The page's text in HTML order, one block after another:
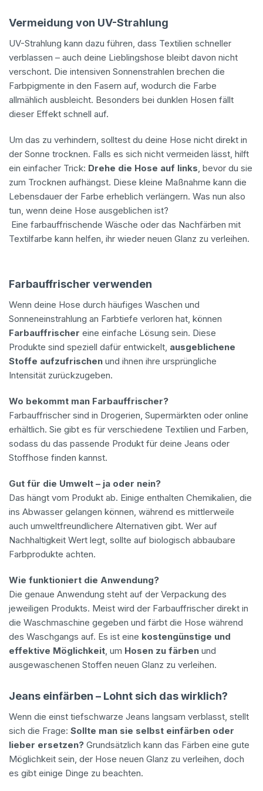
Vermeidung von UV-Strahlung
UV-Strahlung kann dazu führen, dass Textilien schneller
verblassen – auch deine Lieblingshose bleibt davon nicht
verschont. Die intensiven Sonnenstrahlen brechen die
Farbpigmente in den Fasern auf, wodurch die Farbe
allmählich ausbleicht. Besonders bei dunklen Hosen fällt
dieser Effekt schnell auf.
Um das zu verhindern, solltest du deine Hose nicht direkt in
der Sonne trocknen. Falls es sich nicht vermeiden lässt, hilft
ein einfacher Trick: Drehe die Hose auf links, bevor du sie
zum Trocknen aufhängst. Diese kleine Maßnahme kann die
Lebensdauer der Farbe erheblich verlängern. Was nun also
tun, wenn deine Hose ausgeblichen ist?
Eine farbauffrischende Wäsche oder das Nachfärben mit
Textilfarbe kann helfen, ihr wieder neuen Glanz zu verleihen.
Farbauffrischer verwenden
Wenn deine Hose durch häufiges Waschen und
Sonneneinstrahlung an Farbtiefe verloren hat, können
Farbauffrischer eine einfache Lösung sein. Diese
Produkte sind speziell dafür entwickelt, ausgeblichene
Stoffe aufzufrischen und ihnen ihre ursprüngliche
Intensität zurückzugeben.
Wo bekommt man Farbauffrischer?
Farbauffrischer sind in Drogerien, Supermärkten oder online
erhältlich. Sie gibt es für verschiedene Textilien und Farben,
sodass du das passende Produkt für deine Jeans oder
Stoffhose finden kannst.
Gut für die Umwelt – ja oder nein?
Das hängt vom Produkt ab. Einige enthalten Chemikalien, die
ins Abwasser gelangen können, während es mittlerweile
auch umweltfreundlichere Alternativen gibt. Wer auf
Nachhaltigkeit Wert legt, sollte auf biologisch abbaubare
Farbprodukte achten.
Wie funktioniert die Anwendung?
Die genaue Anwendung steht auf der Verpackung des
jeweiligen Produkts. Meist wird der Farbauffrischer direkt in
die Waschmaschine gegeben und färbt die Hose während
des Waschgangs auf. Es ist eine kostengünstige und
effektive Möglichkeit, um Hosen zu färben und
ausgewaschenen Stoffen neuen Glanz zu verleihen.
Jeans einfärben – Lohnt sich das wirklich?
Wenn die einst tiefschwarze Jeans langsam verblasst, stellt
sich die Frage: Sollte man sie selbst einfärben oder
lieber ersetzen? Grundsätzlich kann das Färben eine gute
Möglichkeit sein, der Hose neuen Glanz zu verleihen, doch
es gibt einige Dinge zu beachten.